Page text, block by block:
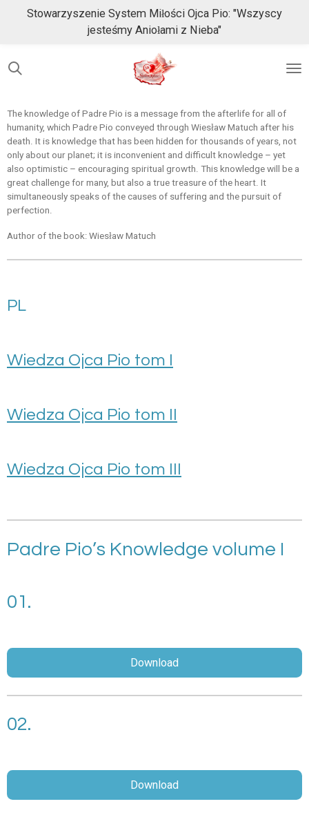
Przejdź
treści
Stowarzyszenie System Miłości Ojca Pio: "Wszyscy
jesteśmy Aniołami z Nieba"
The knowledge of Padre Pio is a message from the afterlife for all of
humanity, which Padre Pio conveyed through Wiesław Matuch after his
death. It is knowledge that has been hidden for thousands of years, not
only about our planet; it is inconvenient and difficult knowledge – yet
also optimistic – encouraging spiritual growth. This knowledge will be a
great challenge for many, but also a true treasure of the heart. It
simultaneously speaks of the causes of suffering and the pursuit of
perfection.
Author of the book: Wiesław Matuch
PL
Wiedza Ojca Pio tom I
Wiedza Ojca Pio tom II
Wiedza Ojca Pio tom III
Padre Pio’s Knowledge volume I
01.
Download
02.
Download